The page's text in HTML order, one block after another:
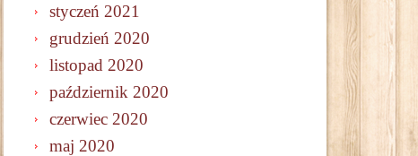
styczeń 2021
grudzień 2020
listopad 2020
październik 2020
czerwiec 2020
maj 2020